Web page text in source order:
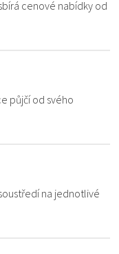
cenové nabídky od
půjčí od svého
na jednotlivé